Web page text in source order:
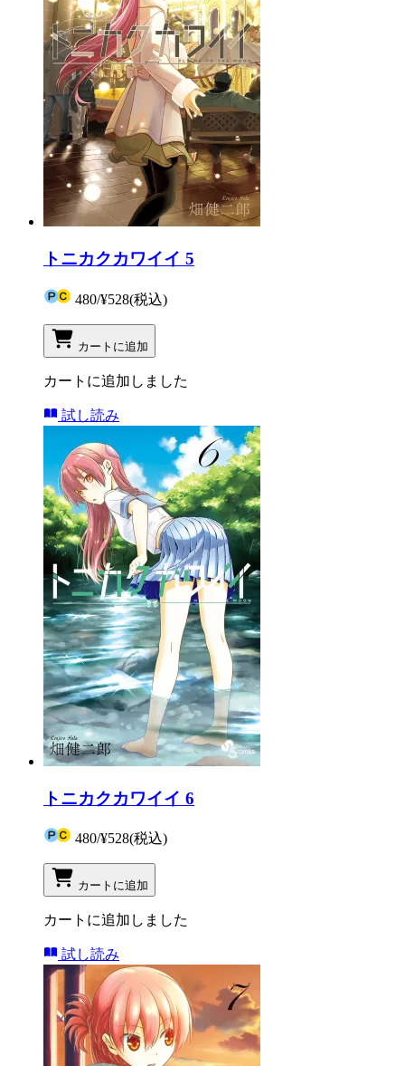
トニカクカワイイ 5
480/¥528(税込)
カートに追加
カートに追加しました
試し読み
トニカクカワイイ 6
480/¥528(税込)
カートに追加
カートに追加しました
試し読み